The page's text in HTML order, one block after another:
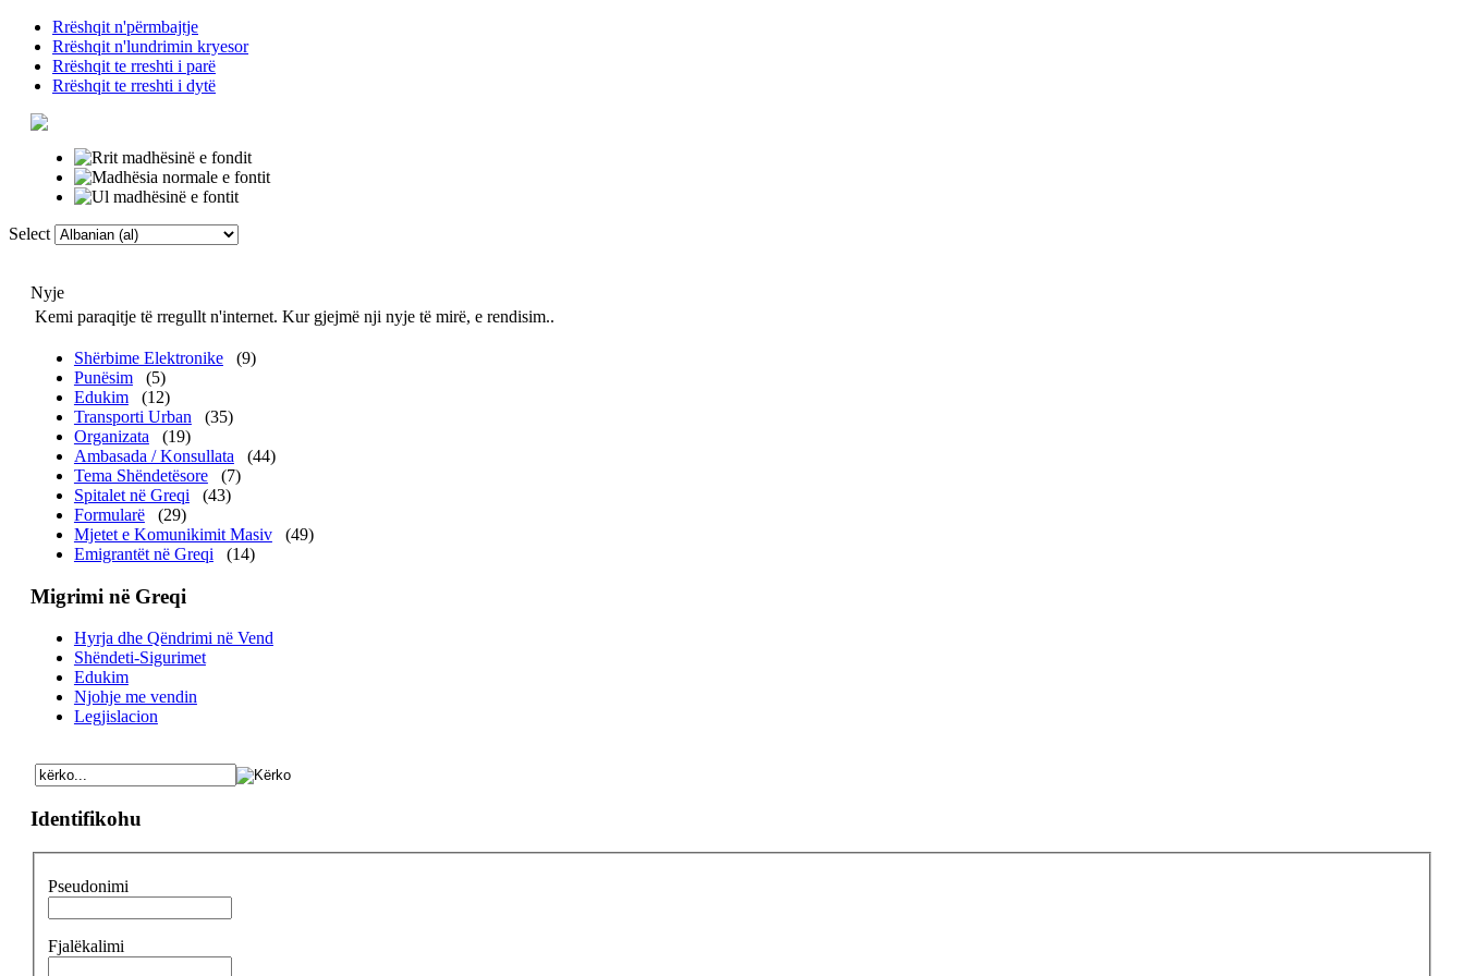
Rrëshqit n'përmbajtje
Rrëshqit n'lundrimin kryesor
Rrëshqit te rreshti i parë
Rrëshqit te rreshti i dytë
Select
Nyje
Kemi paraqitje të rregullt n'internet. Kur gjejmë nji nyje të mirë, e rendisim..
Shërbime Elektronike
(9)
Punësim
(5)
Edukim
(12)
Transporti Urban
(35)
Organizata
(19)
Ambasada / Konsullata
(44)
Tema Shëndetësore
(7)
Spitalet në Greqi
(43)
Formularë
(29)
Mjetet e Komunikimit Masiv
(49)
Emigrantët në Greqi
(14)
Migrimi në Greqi
Hyrja dhe Qëndrimi në Vend
Shëndeti-Sigurimet
Edukim
Njohje me vendin
Legjislacion
Identifikohu
Pseudonimi
Fjalëkalimi